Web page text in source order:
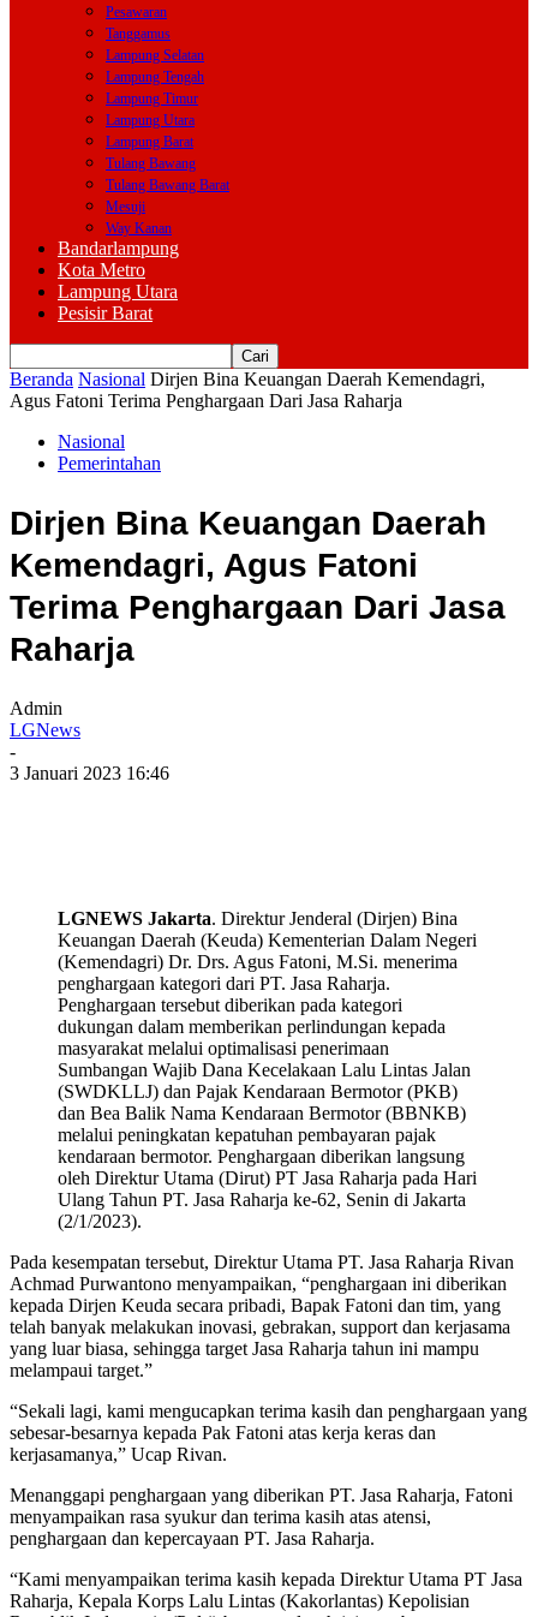
Pesawaran
Tanggamus
Lampung Selatan
Lampung Tengah
Lampung Timur
Lampung Utara
Lampung Barat
Tulang Bawang
Tulang Bawang Barat
Mesuji
Way Kanan
Bandarlampung
Kota Metro
Lampung Utara
Pesisir Barat
Beranda Nasional Dirjen Bina Keuangan Daerah Kemendagri,
Agus Fatoni Terima Penghargaan Dari Jasa Raharja
Nasional
Pemerintahan
Dirjen Bina Keuangan Daerah
Kemendagri, Agus Fatoni
Terima Penghargaan Dari Jasa
Raharja
Admin
LGNews
-
3 Januari 2023 16:46
LGNEWS Jakarta. Direktur Jenderal (Dirjen) Bina
Keuangan Daerah (Keuda) Kementerian Dalam Negeri
(Kemendagri) Dr. Drs. Agus Fatoni, M.Si. menerima
penghargaan kategori dari PT. Jasa Raharja.
Penghargaan tersebut diberikan pada kategori
dukungan dalam memberikan perlindungan kepada
masyarakat melalui optimalisasi penerimaan
Sumbangan Wajib Dana Kecelakaan Lalu Lintas Jalan
(SWDKLLJ) dan Pajak Kendaraan Bermotor (PKB)
dan Bea Balik Nama Kendaraan Bermotor (BBNKB)
melalui peningkatan kepatuhan pembayaran pajak
kendaraan bermotor. Penghargaan diberikan langsung
oleh Direktur Utama (Dirut) PT Jasa Raharja pada Hari
Ulang Tahun PT. Jasa Raharja ke-62, Senin di Jakarta
(2/1/2023).
Pada kesempatan tersebut, Direktur Utama PT. Jasa Raharja Rivan
Achmad Purwantono menyampaikan, “penghargaan ini diberikan
kepada Dirjen Keuda secara pribadi, Bapak Fatoni dan tim, yang
telah banyak melakukan inovasi, gebrakan, support dan kerjasama
yang luar biasa, sehingga target Jasa Raharja tahun ini mampu
melampaui target.”
“Sekali lagi, kami mengucapkan terima kasih dan penghargaan yang
sebesar-besarnya kepada Pak Fatoni atas kerja keras dan
kerjasamanya,” Ucap Rivan.
Menanggapi penghargaan yang diberikan PT. Jasa Raharja, Fatoni
menyampaikan rasa syukur dan terima kasih atas atensi,
penghargaan dan kepercayaan PT. Jasa Raharja.
“Kami menyampaikan terima kasih kepada Direktur Utama PT Jasa
Raharja, Kepala Korps Lalu Lintas (Kakorlantas) Kepolisian